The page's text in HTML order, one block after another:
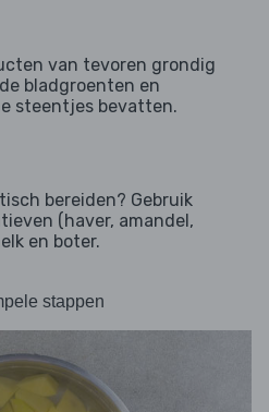
van tevoren grondig
bladgroenten en
steentjes bevatten.
bereiden? Gebruik
(haver, amandel,
en boter.
stappen